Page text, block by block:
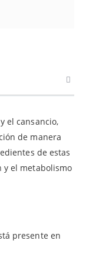
el cansancio,
de manera
de estas
y el metabolismo
presente en